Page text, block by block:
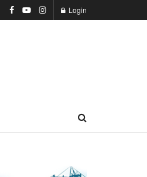
Login